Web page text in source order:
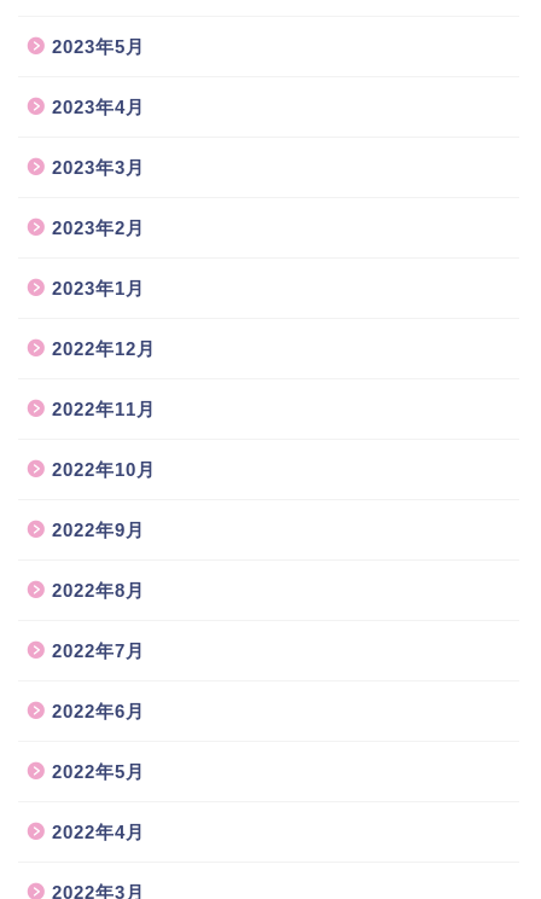
2023年5月
2023年4月
2023年3月
2023年2月
2023年1月
2022年12月
2022年11月
2022年10月
2022年9月
2022年8月
2022年7月
2022年6月
2022年5月
2022年4月
2022年3月